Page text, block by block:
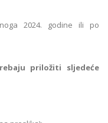
2024. godine ili po
priložiti sljedeće